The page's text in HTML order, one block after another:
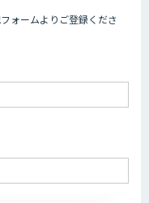
｜Gravio – 画像認識
ルツイン領域のAI開発
・内製化支援
ォームよりご登録くださ